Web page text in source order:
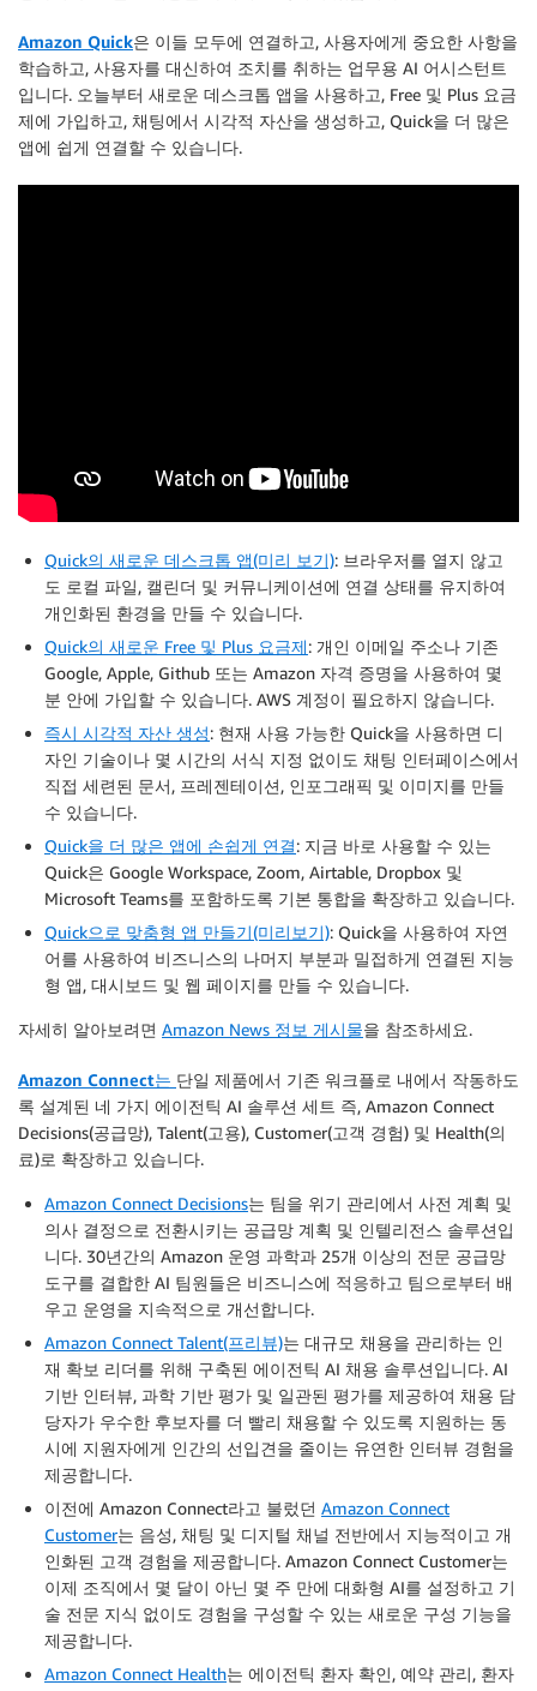
Amazon Quick은 이들 모두에 연결하고, 사용자에게 중요한 사항을
학습하고, 사용자를 대신하여 조치를 취하는 업무용 AI 어시스턴트
입니다. 오늘부터 새로운 데스크톱 앱을 사용하고, Free 및 Plus 요금
제에 가입하고, 채팅에서 시각적 자산을 생성하고, Quick을 더 많은
앱에 쉽게 연결할 수 있습니다.
Quick의 새로운 데스크톱 앱(미리 보기): 브라우저를 열지 않고
도 로컬 파일, 캘린더 및 커뮤니케이션에 연결 상태를 유지하여
개인화된 환경을 만들 수 있습니다.
Quick의 새로운 Free 및 Plus 요금제: 개인 이메일 주소나 기존
Google, Apple, Github 또는 Amazon 자격 증명을 사용하여 몇
분 안에 가입할 수 있습니다. AWS 계정이 필요하지 않습니다.
즉시 시각적 자산 생성: 현재 사용 가능한 Quick을 사용하면 디
자인 기술이나 몇 시간의 서식 지정 없이도 채팅 인터페이스에서
직접 세련된 문서, 프레젠테이션, 인포그래픽 및 이미지를 만들
수 있습니다.
Quick을 더 많은 앱에 손쉽게 연결: 지금 바로 사용할 수 있는
Quick은 Google Workspace, Zoom, Airtable, Dropbox 및
Microsoft Teams를 포함하도록 기본 통합을 확장하고 있습니다.
Quick으로 맞춤형 앱 만들기(미리보기): Quick을 사용하여 자연
어를 사용하여 비즈니스의 나머지 부분과 밀접하게 연결된 지능
형 앱, 대시보드 및 웹 페이지를 만들 수 있습니다.
자세히 알아보려면 Amazon News 정보 게시물을 참조하세요.
Amazon Connect는 단일 제품에서 기존 워크플로 내에서 작동하도
록 설계된 네 가지 에이전틱 AI 솔루션 세트 즉, Amazon Connect
Decisions(공급망), Talent(고용), Customer(고객 경험) 및 Health(의
료)로 확장하고 있습니다.
Amazon Connect Decisions는 팀을 위기 관리에서 사전 계획 및
의사 결정으로 전환시키는 공급망 계획 및 인텔리전스 솔루션입
니다. 30년간의 Amazon 운영 과학과 25개 이상의 전문 공급망
도구를 결합한 AI 팀원들은 비즈니스에 적응하고 팀으로부터 배
우고 운영을 지속적으로 개선합니다.
Amazon Connect Talent(프리뷰)는 대규모 채용을 관리하는 인
재 확보 리더를 위해 구축된 에이전틱 AI 채용 솔루션입니다. AI
기반 인터뷰, 과학 기반 평가 및 일관된 평가를 제공하여 채용 담
당자가 우수한 후보자를 더 빨리 채용할 수 있도록 지원하는 동
시에 지원자에게 인간의 선입견을 줄이는 유연한 인터뷰 경험을
제공합니다.
이전에 Amazon Connect라고 불렀던 Amazon Connect
Customer는 음성, 채팅 및 디지털 채널 전반에서 지능적이고 개
인화된 고객 경험을 제공합니다. Amazon Connect Customer는
이제 조직에서 몇 달이 아닌 몇 주 만에 대화형 AI를 설정하고 기
술 전문 지식 없이도 경험을 구성할 수 있는 새로운 구성 기능을
제공합니다.
Amazon Connect Health는 에이전틱 환자 확인, 예약 관리, 환자